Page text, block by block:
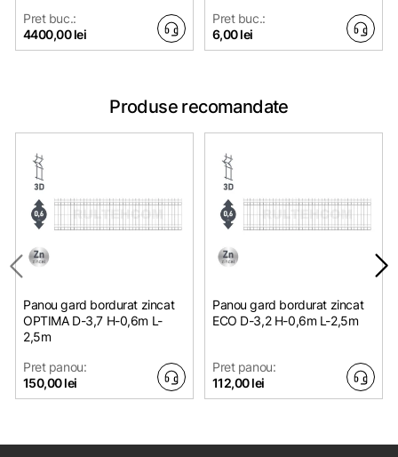
Pret buc.:
4400,00 lei
Pret buc.:
6,00 lei
Produse recomandate
Panou gard bordurat zincat
OPTIMA D-3,7 H-0,6m L-
2,5m
Pret panou:
150,00 lei
Panou gard bordurat zincat
ЕСО D-3,2 H-0,6m L-2,5m
Pret panou:
112,00 lei